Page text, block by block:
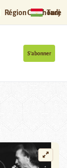
Région Ouïghoure
S’abonner